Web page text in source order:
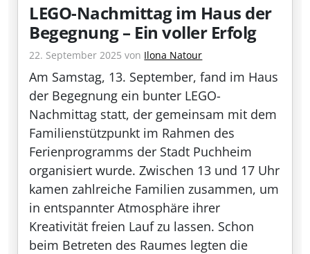
LEGO-Nachmittag im Haus der
Begegnung – Ein voller Erfolg
22. September 2025 von Ilona Natour
Am Samstag, 13. September, fand im Haus
der Begegnung ein bunter LEGO-
Nachmittag statt, der gemeinsam mit dem
Familienstützpunkt im Rahmen des
Ferienprogramms der Stadt Puchheim
organisiert wurde. Zwischen 13 und 17 Uhr
kamen zahlreiche Familien zusammen, um
in entspannter Atmosphäre ihrer
Kreativität freien Lauf zu lassen. Schon
beim Betreten des Raumes legten die